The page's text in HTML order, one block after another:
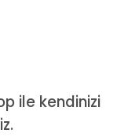
ile kendinizi